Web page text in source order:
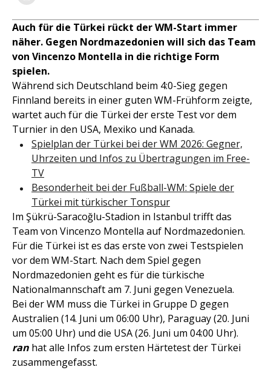
Auch für die Türkei rückt der WM-Start immer
näher. Gegen Nordmazedonien will sich das Team
von Vincenzo Montella in die richtige Form
spielen.
Während sich Deutschland beim 4:0-Sieg gegen
Finnland bereits in einer guten WM-Frühform zeigte,
wartet auch für die Türkei der erste Test vor dem
Turnier in den USA, Mexiko und Kanada.
Spielplan der Türkei bei der WM 2026: Gegner,
Uhrzeiten und Infos zu Übertragungen im Free-
TV
Besonderheit bei der Fußball-WM: Spiele der
Türkei mit türkischer Tonspur
Im Şükrü-Saracoğlu-Stadion in Istanbul trifft das
Team von Vincenzo Montella auf Nordmazedonien.
Für die Türkei ist es das erste von zwei Testspielen
vor dem WM-Start. Nach dem Spiel gegen
Nordmazedonien geht es für die türkische
Nationalmannschaft am 7. Juni gegen Venezuela.
Bei der WM muss die Türkei in Gruppe D gegen
Australien (14. Juni um 06:00 Uhr), Paraguay (20. Juni
um 05:00 Uhr) und die USA (26. Juni um 04:00 Uhr).
ran hat alle Infos zum ersten Härtetest der Türkei
zusammengefasst.